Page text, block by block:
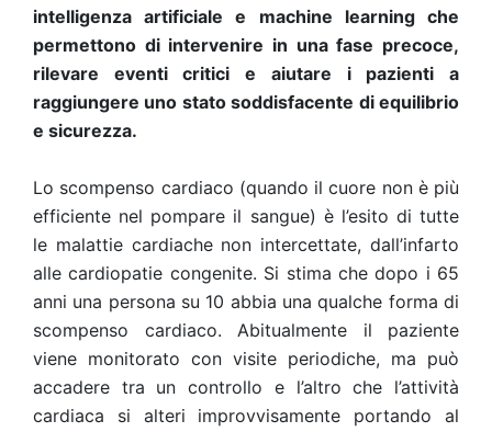
intelligenza artificiale e machine learning che
permettono di intervenire in una fase precoce,
rilevare eventi critici e aiutare i pazienti a
raggiungere uno stato soddisfacente di equilibrio
e sicurezza.
Lo scompenso cardiaco (quando il cuore non è più
efficiente nel pompare il sangue) è l’esito di tutte
le malattie cardiache non intercettate, dall’infarto
alle cardiopatie congenite. Si stima che dopo i 65
anni una persona su 10 abbia una qualche forma di
scompenso cardiaco. Abitualmente il paziente
viene monitorato con visite periodiche, ma può
accadere tra un controllo e l’altro che l’attività
cardiaca si alteri improvvisamente portando al